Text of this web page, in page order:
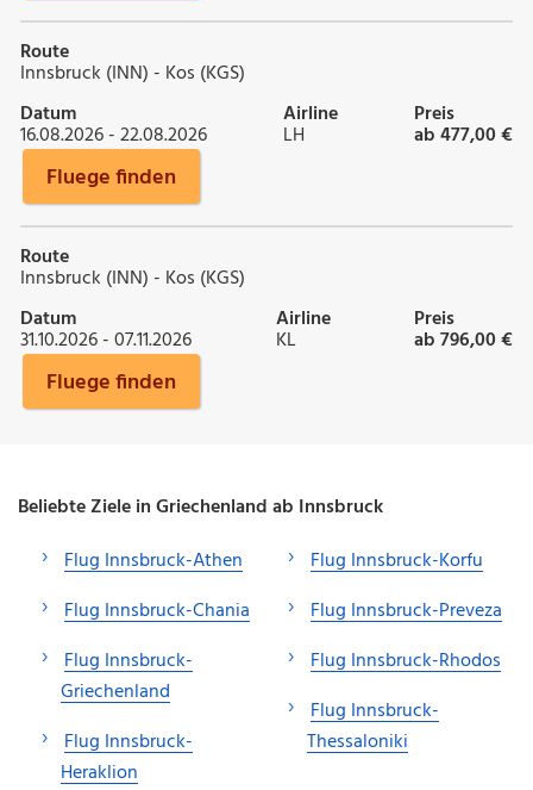
Route
Innsbruck (INN) - Kos (KGS)
Datum
16.08.2026 - 22.08.2026
Airline
LH
Preis
ab 477,00 €
Fluege finden
Route
Innsbruck (INN) - Kos (KGS)
Datum
31.10.2026 - 07.11.2026
Airline
KL
Preis
ab 796,00 €
Fluege finden
Beliebte Ziele in Griechenland ab Innsbruck
Flug Innsbruck-Athen
Flug Innsbruck-Chania
Flug Innsbruck-
Griechenland
Flug Innsbruck-
Heraklion
Flug Innsbruck-Korfu
Flug Innsbruck-Preveza
Flug Innsbruck-Rhodos
Flug Innsbruck-
Thessaloniki